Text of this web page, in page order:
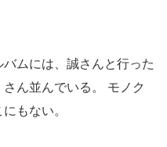
ムには、誠さんと行った
ん並んでいる。 モノク
もない。